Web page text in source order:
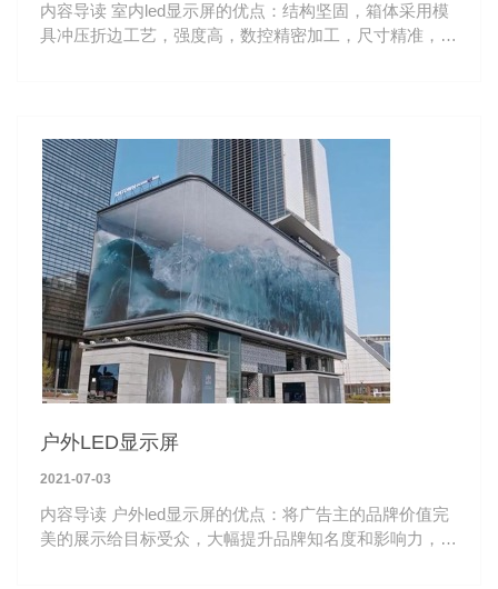
内容导读 室内led显示屏的优点：结构坚固，箱体采用模
具冲压折边工艺，强度高，数控精密加工，尺寸精准，一
户外LED显示屏
2021-07-03
内容导读 户外led显示屏的优点：将广告主的品牌价值完
美的展示给目标受众，大幅提升品牌知名度和影响力，适